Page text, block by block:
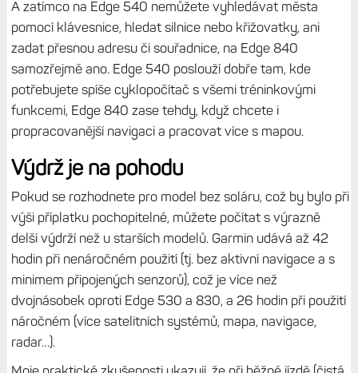
pomocí deníku Connect. Podporována je již zmíněná
funkce ClimbPro, která ukáže všechna stoupání na trati, a
když pak jedete, vidíte, kolik vám ještě zbývá v délce a
stoupání. Dále je v nabídce možnost hledání center
blízkých měst a vesnic, kde se ukáže se seznam od
nejbližších po nejvzdálenější s tím, že se ukáže i vzdušná
vzdálenost k nim. Nechybí ani body zájmu.
Čtete dále:Kompletní přehled ClimbPro: Při navigaci po
trase, freerideové stoupáky. Hodinky a cyklonavigace
A zatímco na Edge 540 nemůžete vyhledávat města
pomocí klávesnice, hledat silnice nebo křižovatky, ani
zadat přesnou adresu či souřadnice, na Edge 840
samozřejmě ano. Edge 540 poslouží dobře tam, kde
potřebujete spíše cyklopočítač s všemi tréninkovými
funkcemi, Edge 840 zase tehdy, když chcete i
propracovanější navigaci a pracovat více s mapou.